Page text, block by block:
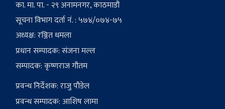
का. मा. पा. - २९ अनामनगर, काठमाडौं
सूचना विभाग दर्ता नं. : ५७४/०७४-७५
अध्यक्ष: रञ्जित धमला
प्रधान सम्पादक: संजना मल्ल
सम्पादक: कृष्णराज गौतम
प्रवन्ध निर्देशक: राजु पौडेल
प्रवन्ध सम्पादक: आशिष लामा